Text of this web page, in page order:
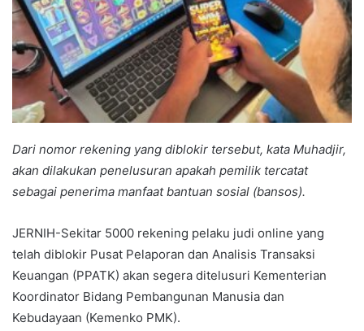
Dari nomor rekening yang diblokir tersebut, kata Muhadjir,
akan dilakukan penelusuran apakah pemilik tercatat
sebagai penerima manfaat bantuan sosial (bansos).
JERNIH-Sekitar 5000 rekening pelaku judi online yang
telah diblokir Pusat Pelaporan dan Analisis Transaksi
Keuangan (PPATK) akan segera ditelusuri Kementerian
Koordinator Bidang Pembangunan Manusia dan
Kebudayaan (Kemenko PMK).